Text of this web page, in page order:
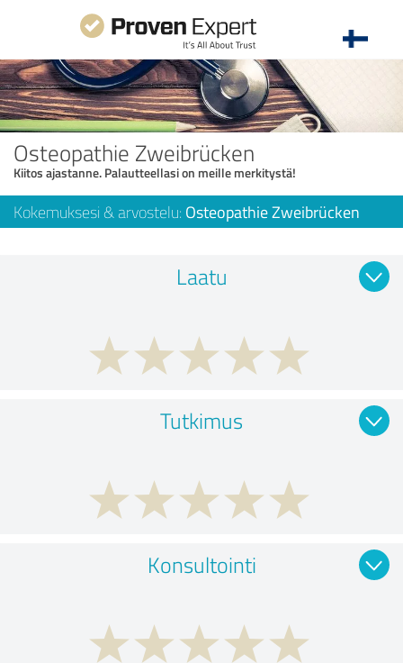
Osteopathie Zweibrücken
Kiitos ajastanne. Palautteellasi on meille merkitystä!
Kokemuksesi & arvostelu: Osteopathie Zweibrücken
Laatu
Tutkimus
Konsultointi